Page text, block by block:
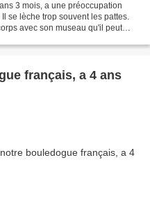
3 mois, a une préoccupation
se lèche trop souvent les pattes.
avec son museau qu'il peut
français, a 4 ans